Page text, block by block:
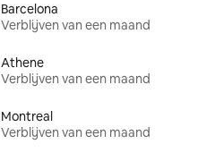
Barcelona
Verblijven van een maand
Athene
Verblijven van een maand
Montreal
Verblijven van een maand